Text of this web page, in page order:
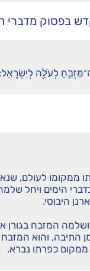
בפסוק מדברי
לְעֹלָ֖ה
ממקומו
הימים ויחל
היבוסי.
המזבח בגורן
והוא המזבח
כפרתו נברא.